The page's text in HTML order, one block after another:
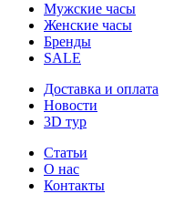
Мужские часы
Женские часы
Бренды
SALE
Доставка и оплата
Новости
3D тур
Статьи
О нас
Контакты